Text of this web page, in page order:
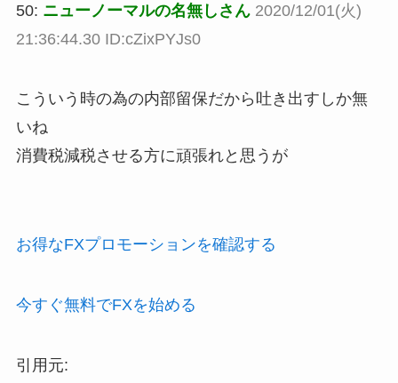
50: ニューノーマルの名無しさん 2020/12/01(火)
21:36:44.30 ID:cZixPYJs0
こういう時の為の内部留保だから吐き出すしか無
いね
消費税減税させる方に頑張れと思うが
お得なFXプロモーションを確認する
今すぐ無料でFXを始める
引用元: